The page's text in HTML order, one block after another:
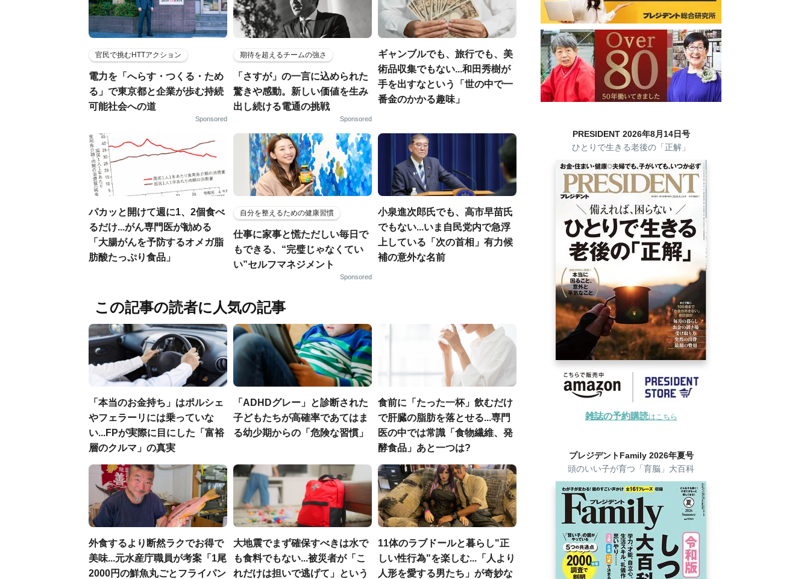
官民で挑むHTTアクション
電力を「へらす・つくる・ため
る」で東京都と企業が歩む持続
可能社会への道
Sponsored
期待を超えるチームの強さ
「さすが」の一言に込められた
驚きや感動。新しい価値を生み
出し続ける電通の挑戦
Sponsored
ギャンブルでも、旅行でも、美
術品収集でもない...和田秀樹が
手を出すなという「世の中で一
番金のかかる趣味」
パカッと開けて週に1、2個食べ
るだけ...がん専門医が勧める
「大腸がんを予防するオメガ脂
肪酸たっぷり食品」
自分を整えるための健康習慣
仕事に家事と慌ただしい毎日で
もできる、“完璧じゃなくてい
い”セルフマネジメント
Sponsored
小泉進次郎氏でも、高市早苗氏
でもない...いま自民党内で急浮
上している「次の首相」有力候
補の意外な名前
この記事の読者に人気の記事
「本当のお金持ち」はポルシェ
やフェラーリには乗っていな
い...FPが実際に目にした「富裕
層のクルマ」の真実
「ADHDグレー」と診断された
子どもたちが高確率であてはま
る幼少期からの「危険な習慣」
食前に「たった一杯」飲むだけ
で肝臓の脂肪を落とせる...専門
医の中では常識「食物繊維、発
酵食品」あと一つは?
外食するより断然ラクでお得で
美味...元水産庁職員が考案「1尾
2000円の鮮魚丸ごとフライパン
大地震でまず確保すべきは水で
も食料でもない...被災者が「こ
れだけは担いで逃げて」という
11体のラブドールと暮らし"正
しい性行為"を楽しむ...「人より
人形を愛する男たち」が奇妙な
PRESIDENT 2026年8月14日号
ひとりで生きる老後の「正解」
雑誌の予約購読はこちら
プレジデントFamily 2026年夏号
頭のいい子が育つ「育脳」大百科